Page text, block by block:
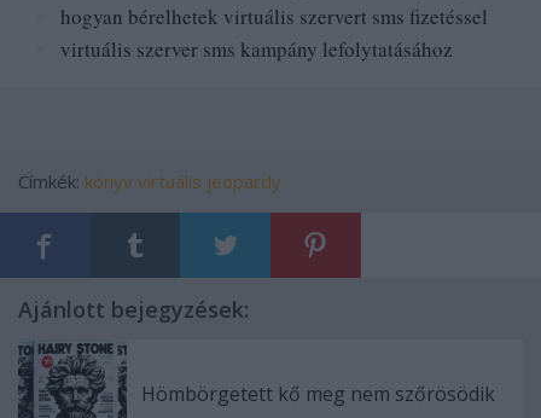
hogyan bérelhetek virtuális szervert sms fizetéssel
virtuális szerver sms kampány lefolytatásához
Címkék: könyv virtuális jeopardy
Ajánlott bejegyzések:
Hömbörgetett kő meg nem szőrösödik